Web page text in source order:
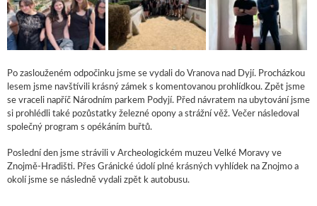
Po zaslouženém odpočinku jsme se vydali do Vranova nad Dyjí. Procházkou
lesem jsme navštívili krásný zámek s komentovanou prohlídkou. Zpět jsme
se vraceli napříč Národním parkem Podyjí. Před návratem na ubytování jsme
si prohlédli také pozůstatky železné opony a strážní věž. Večer následoval
společný program s opékáním buřtů.
Poslední den jsme strávili v Archeologickém muzeu Velké Moravy ve
Znojmě-Hradišti. Přes Gránické údolí plné krásných vyhlídek na Znojmo a
okolí jsme se následně vydali zpět k autobusu.